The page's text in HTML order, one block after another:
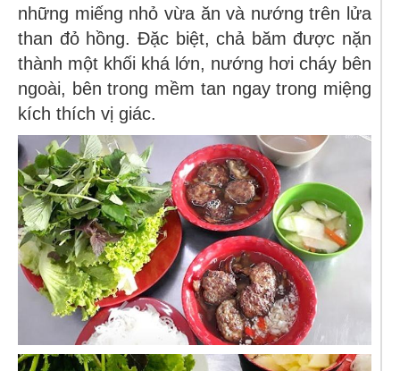
những miếng nhỏ vừa ăn và nướng trên lửa
than đỏ hồng. Đặc biệt, chả băm được nặn
thành một khối khá lớn, nướng hơi cháy bên
ngoài, bên trong mềm tan ngay trong miệng
kích thích vị giác.